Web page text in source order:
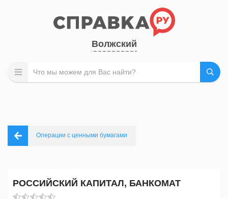
Волжский
Операции с ценными бумагами
РОССИЙСКИЙ КАПИТАЛ, БАНКОМАТ